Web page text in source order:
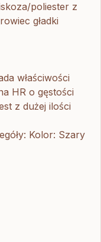
poliester z
gładki
właściwości
HR o gęstości
z dużej ilości
Kolor: Szary